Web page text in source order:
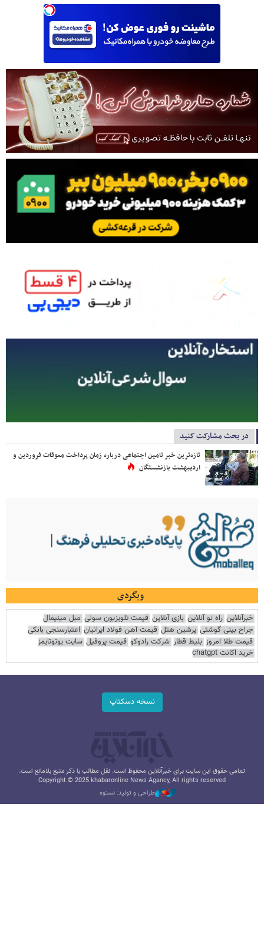
در بحث مشارکت کنید
تازه‌ترین خبر تامین اجتماعی درباره زمان پرداخت معوقات فروردین و
اردیبهشت بازنشستگان
وبگردی
خبرآنلاین راه نو آنلاین بازی آنلاین قیمت تلویزیون سونی مبل مینیمال
جراح بینی گوشتی پرشین هتل قیمت آهن فولاد ایرانیان اعتبارسنجی بانکی
قیمت طلا امروز بلیط قطار شرکت رادوکو قیمت پروفیل سایت یوتوتایمز
خرید اکانت chatgpt
نسخه دسکتاپ
تمامی حقوق این سایت برای خبرآنلاین محفوظ است. نقل مطالب با ذکر منبع بلامانع است.
Copyright © 2025 khabaronline News Agancy, All rights reserved
طراحی و تولید: نستوه